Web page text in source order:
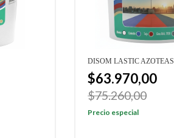
DISOM LASTIC AZOTEAS
$63.970,00
$75.260,00
Precio especial